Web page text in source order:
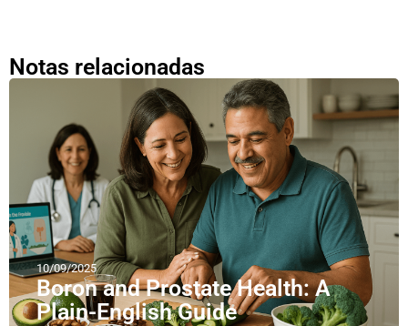
Notas relacionadas
10/09/2025
Boron and Prostate Health: A
Plain-English Guide